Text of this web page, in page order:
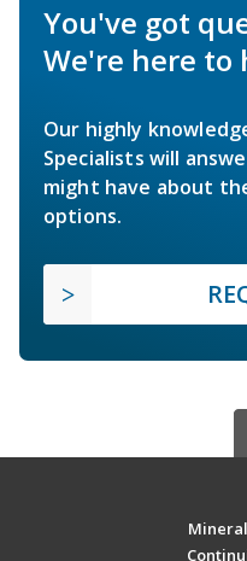
You've got
We're here to
Our highly
Specialists will
might have about
options.